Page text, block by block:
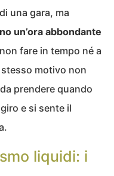
una gara, ma
un’ora abbondante
fare in tempo né a
motivo non
prendere quando
e si sente il
liquidi: i